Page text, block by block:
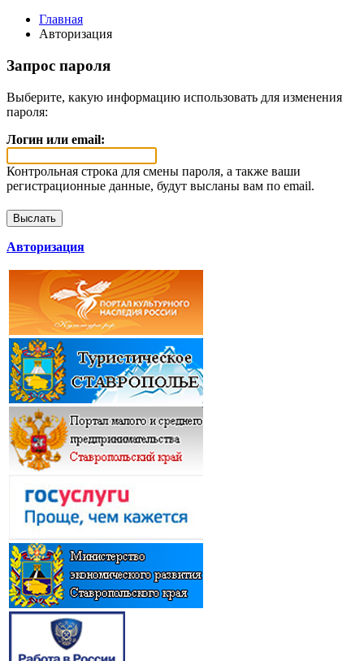
Главная
Авторизация
Запрос пароля
Выберите, какую информацию использовать для изменения
пароля:
Логин или email:
Контрольная строка для смены пароля, а также ваши
регистрационные данные, будут высланы вам по email.
Авторизация